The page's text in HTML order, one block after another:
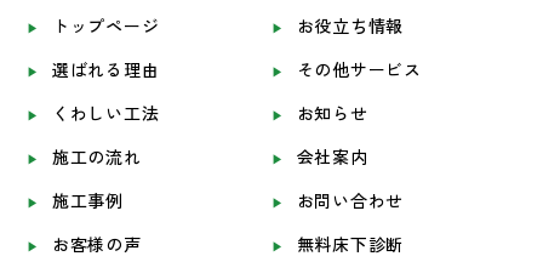
トップページ
お役立ち情報
選ばれる理由
その他サービス
くわしい工法
お知らせ
施工の流れ
会社案内
施工事例
お問い合わせ
お客様の声
無料床下診断